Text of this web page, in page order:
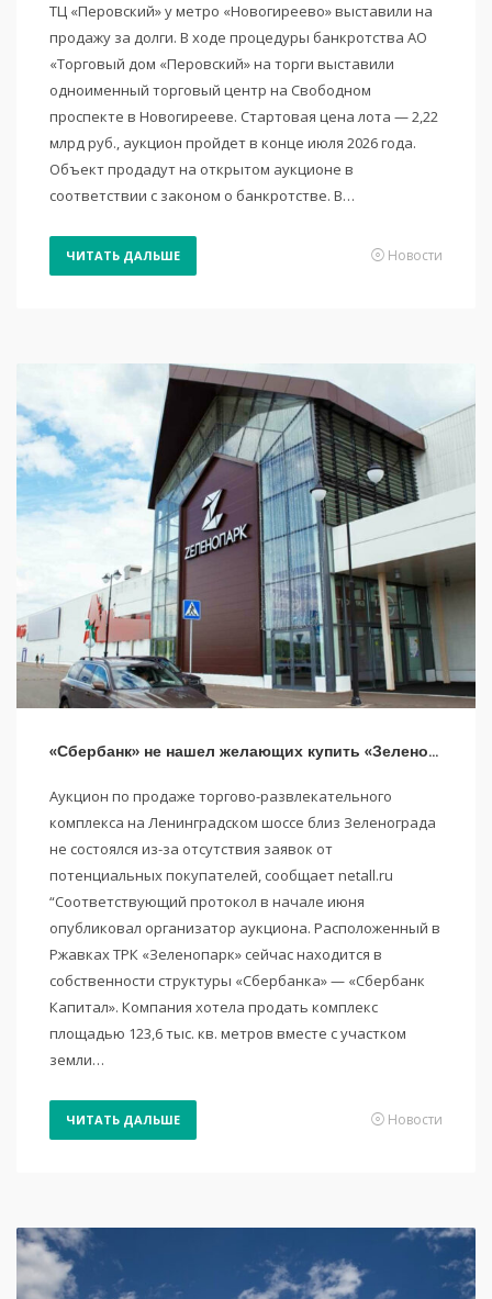
ТЦ «Перовский» у метро «Новогиреево» выставили на
продажу за долги. В ходе процедуры банкротства АО
«Торговый дом «Перовский» на торги выставили
одноименный торговый центр на Свободном
проспекте в Новогирееве. Стартовая цена лота — 2,22
млрд руб., аукцион пройдет в конце июля 2026 года.
Объект продадут на открытом аукционе в
соответствии с законом о банкротстве. В…
ЧИТАТЬ ДАЛЬШЕ Новости
«Сбербанк» не нашел желающих купить «Зеленопарк» в Зеленограде
Аукцион по продаже торгово-развлекательного
комплекса на Ленинградском шоссе близ Зеленограда
не состоялся из-за отсутствия заявок от
потенциальных покупателей, сообщает netall.ru
“Соответствующий протокол в начале июня
опубликовал организатор аукциона. Расположенный в
Ржавках ТРК «Зеленопарк» сейчас находится в
собственности структуры «Сбербанка» — «Сбербанк
Капитал». Компания хотела продать комплекс
площадью 123,6 тыс. кв. метров вместе с участком
земли…
ЧИТАТЬ ДАЛЬШЕ Новости